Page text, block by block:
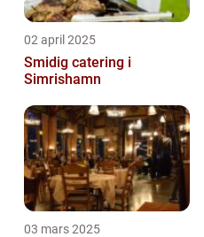
02 april 2025
Smidig catering i
Simrishamn
03 mars 2025